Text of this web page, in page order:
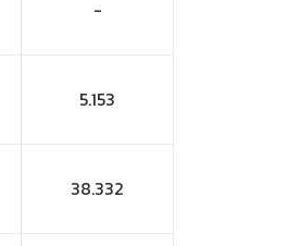
-
5.153
38.332